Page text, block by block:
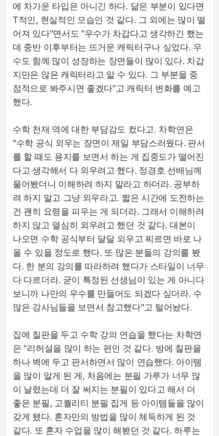
에 차가운 타입은 아니긴 하다. 닮은 부분이 있다면
T적인, 현실적인 모습인 것 같다. 그 외에는 많이 떨
어져 있다"면서도 "우수가 차갑다고 생각하긴 했는
데 중반 이후부터는 뜨거운 캐릭터구나 싶었다. 우
수도 함께 많이 성장하는 장면들이 많이 있다. 차갑
지만은 않은 캐릭터라고 알 수 있다. 그 부분을 중
점적으로 봐주시면 좋겠다"고 캐릭터 변화를 예고
했다.
수학 천재 역에 대한 부담감도 컸다고. 차학연은
"수학 공식 외우는 장면이 제일 부담스러웠다. 판서
를 할 때도 용지를 보면서 하는 게 집중도가 떨어진
다고 생각해서 다 외우려고 했다. 정경호 선배님께
물어봤더니 이해하려 하지 말라고 하더라. 공부하
려 하지 말고 그냥 외우라고. 짧은 시간에 도전하는
건 괜히 요령을 피우는 게 되더라. 그래서 이해하려
하지 않고 열심히 외우려고 했던 것 같다. 대본이
나오면 수학 공식부터 달달 외우고 찌르면 바로 나
올 수 있을 정도로 했다. 또 많은 분들의 강의를 봤
다. 한 분의 강의를 따라하려 했다가 스타일이 너무
다 다르더라. 굳이 특정된 선생님이 있는 게 아니다
보니까 나만의 우수를 만들어도 되겠다 싶더라. 수
많은 강사님들을 보면서 참고했다"고 털어놨다.
집에 칠판을 두고 수학 강의 연습을 했다는 차학연
은 "리허설을 많이 하는 편인 것 같다. 방에 칠판을
하나 벽에 두고 판서하면서 많이 연습했다. 아이템
을 많이 알게 된 게, 처음에는 분필 가루가 너무 많
이 날렸는데 더 잘 써지는 분필이 있다고 해서 더
좋은 분필, 고퀄리티 분필 집게 등 아이템들을 많이
갖게 됐다. 혼자만의 방법을 많이 체득하게 된 것
같다. 또 혼자 수업을 많이 해봤던 것 같다. 하루는